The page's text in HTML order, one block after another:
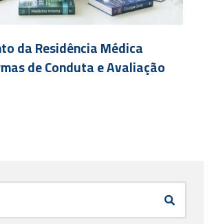
da Residência Médica
de Conduta e Avaliação